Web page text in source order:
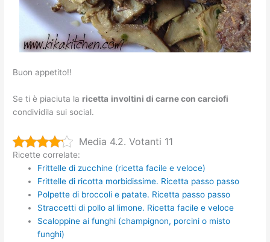
Buon appetito!!
Se ti è piaciuta la ricetta involtini di carne con carciofi
condividila sui social.
Media 4.2. Votanti 11
Ricette correlate:
Frittelle di zucchine (ricetta facile e veloce)
Frittelle di ricotta morbidissime. Ricetta passo passo
Polpette di broccoli e patate. Ricetta passo passo
Straccetti di pollo al limone. Ricetta facile e veloce
Scaloppine ai funghi (champignon, porcini o misto
funghi)